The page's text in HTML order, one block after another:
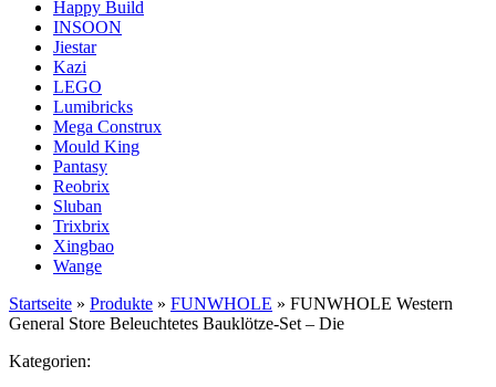
Happy Build
INSOON
Jiestar
Kazi
LEGO
Lumibricks
Mega Construx
Mould King
Pantasy
Reobrix
Sluban
Trixbrix
Xingbao
Wange
Startseite » Produkte » FUNWHOLE » FUNWHOLE Western
General Store Beleuchtetes Bauklötze-Set – Die
Kategorien: